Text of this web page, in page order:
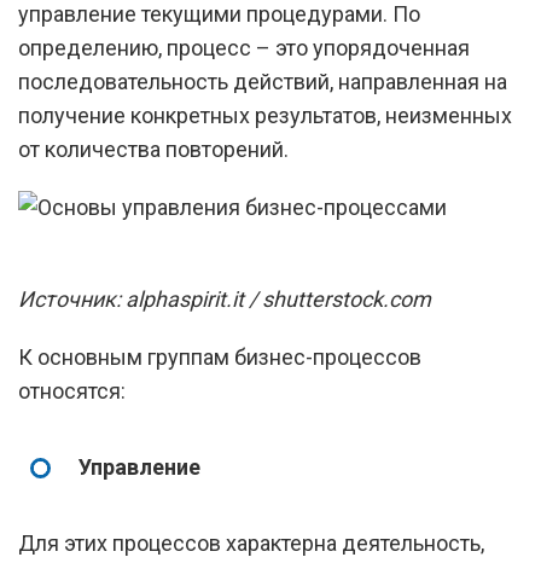
управление текущими процедурами. По
определению, процесс – это упорядоченная
последовательность действий, направленная на
получение конкретных результатов, неизменных
от количества повторений.
Источник: alphaspirit.it / shutterstock.com
К основным группам бизнес-процессов
относятся:
Управление
Для этих процессов характерна деятельность,